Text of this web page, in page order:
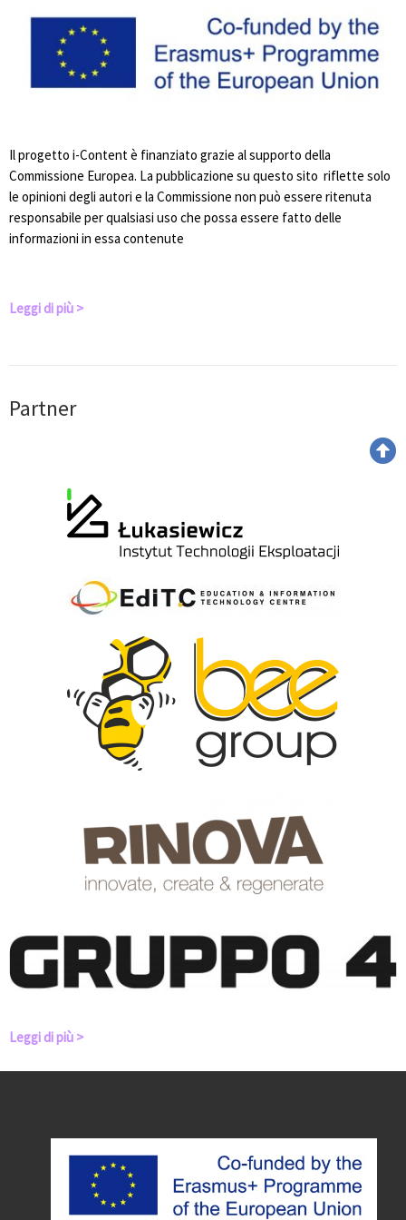
Il progetto i-Content è finanziato grazie al supporto della
Commissione Europea. La pubblicazione su questo sito riflette solo
le opinioni degli autori e la Commissione non può essere ritenuta
responsabile per qualsiasi uso che possa essere fatto delle
informazioni in essa contenute
Leggi di più >
Partner
Leggi di più >